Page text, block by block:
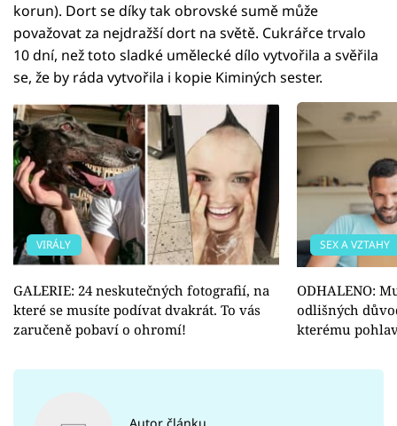
korun). Dort se díky tak obrovské sumě může
považovat za nejdražší dort na světě. Cukrářce trvalo
10 dní, než toto sladké umělecké dílo vytvořila a svěřila
se, že by ráda vytvořila i kopie Kiminých sester.
VIRÁLY
GALERIE: 24 neskutečných fotografií, na
které se musíte podívat dvakrát. To vás
zaručeně pobaví o ohromí!
SEX A VZTAHY
ODHALENO:
odlišných
kterému
Autor článku